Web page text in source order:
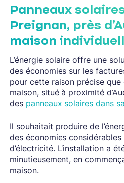
Panneaux
Preignan, près
maison
L’énergie solaire offre une
des économies sur les
pour cette raison précise
maison, situé à proximité
des panneaux solaires dans
Il souhaitait produire de
des économies
d’électricité. L’installation a
minutieusement, en
maison.